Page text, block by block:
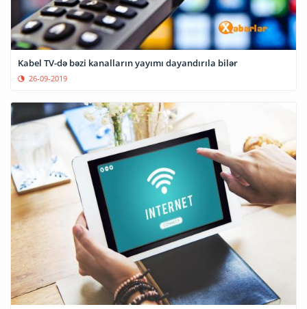
Kabel TV-də bəzi kanalların yayımı dayandırıla bilər
26-09-2019